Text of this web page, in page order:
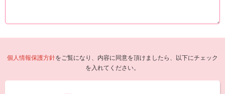
個人情報保護方針をご覧になり、内容に同意を頂けましたら、以下にチェック
を入れてください。